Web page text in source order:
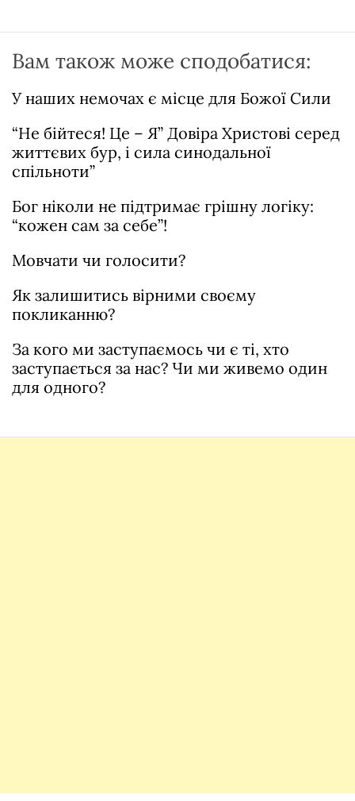
Вам також може сподобатися:
У наших немочах є місце для Божої Сили
“Не бійтеся! Це – Я” Довіра Христові серед
життєвих бур, і сила синодальної
спільноти”
Бог ніколи не підтримає грішну логіку:
“кожен сам за себе”!
Мовчати чи голосити?
Як залишитись вірними своєму
покликанню?
За кого ми заступаємось чи є ті, хто
заступається за нас? Чи ми живемо один
для одного?